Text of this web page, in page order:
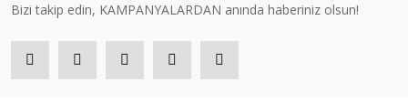
Bizi takip edin, KAMPANYALARDAN anında haberiniz olsun!